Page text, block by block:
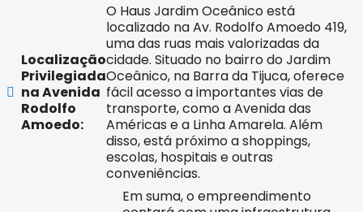
Localização
Privilegiada
na Avenida
Rodolfo
Amoedo:
O Haus Jardim Oceânico está
localizado na Av. Rodolfo Amoedo 419,
uma das ruas mais valorizadas da
cidade. Situado no bairro do Jardim
Oceânico, na Barra da Tijuca, oferece
fácil acesso a importantes vias de
transporte, como a Avenida das
Américas e a Linha Amarela. Além
disso, está próximo a shoppings,
escolas, hospitais e outras
conveniências.
Em suma, o empreendimento